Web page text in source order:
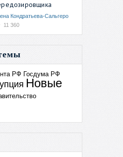
Кондратьева-Сальгеро
11 360
РФ Госдума РФ
Новые